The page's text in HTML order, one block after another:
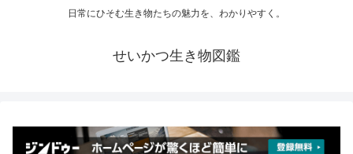
日常にひそむ生き物たちの魅力を、わかりやすく。
せいかつ生き物図鑑